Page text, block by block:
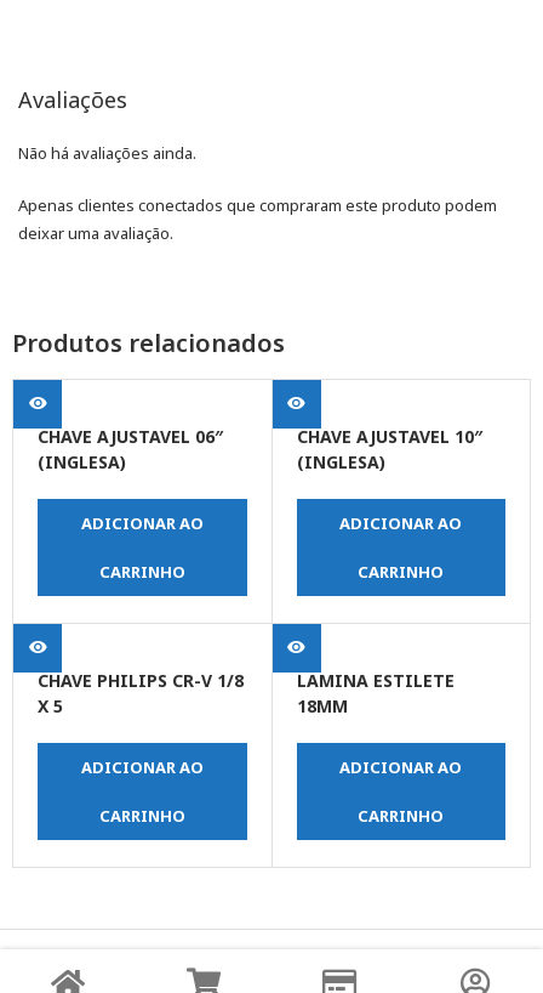
Avaliações
Não há avaliações ainda.
Apenas clientes conectados que compraram este produto podem
deixar uma avaliação.
Produtos relacionados
CHAVE AJUSTAVEL 06″
(INGLESA)
ADICIONAR AO
CARRINHO
CHAVE AJUSTAVEL 10″
(INGLESA)
ADICIONAR AO
CARRINHO
CHAVE PHILIPS CR-V 1/8
X 5
ADICIONAR AO
CARRINHO
LAMINA ESTILETE
18MM
ADICIONAR AO
CARRINHO
© Copyright JPrime Ferramentas - Todos os Direitos
Reservados - Desenvolvido por UNO Studio Digital.